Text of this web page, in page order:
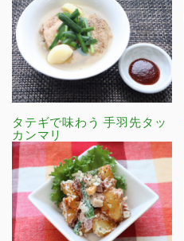
タテギで味わう 手羽先タッ
カンマリ